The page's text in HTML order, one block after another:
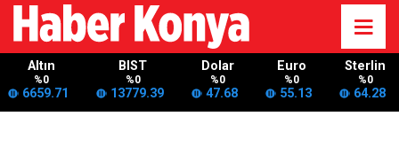
Altın
%0
6659.71
BIST
%0
13779.39
Dolar
%0
47.68
Euro
%0
55.13
Sterlin
%0
64.28